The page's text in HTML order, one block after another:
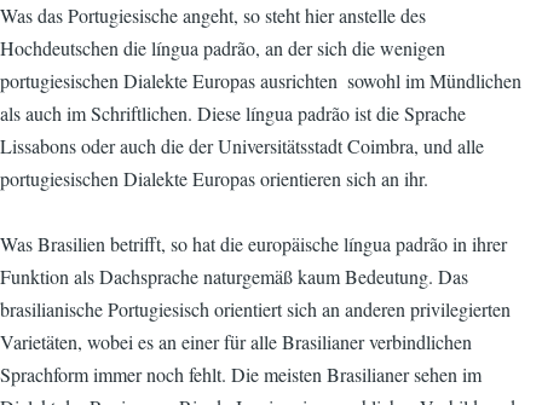
Was das Portugiesische angeht, so steht hier anstelle des
Hochdeutschen die língua padrão, an der sich die wenigen
portugiesischen Dialekte Europas ausrichten  sowohl im Mündlichen
als auch im Schriftlichen. Diese língua padrão ist die Sprache
Lissabons oder auch die der Universitätsstadt Coimbra, und alle
portugiesischen Dialekte Europas orientieren sich an ihr.
Was Brasilien betrifft, so hat die europäische língua padrão in ihrer
Funktion als Dachsprache naturgemäß kaum Bedeutung. Das
brasilianische Portugiesisch orientiert sich an anderen privilegierten
Varietäten, wobei es an einer für alle Brasilianer verbindlichen
Sprachform immer noch fehlt. Die meisten Brasilianer sehen im